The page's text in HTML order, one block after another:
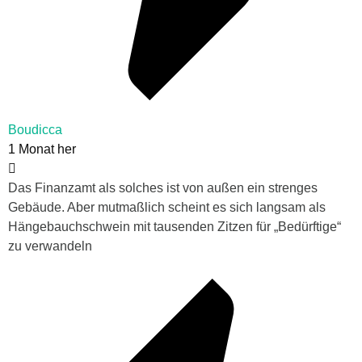
Boudicca
1 Monat her
Das Finanzamt als solches ist von außen ein strenges
Gebäude. Aber mutmaßlich scheint es sich langsam als
Hängebauchschwein mit tausenden Zitzen für „Bedürftige“
zu verwandeln